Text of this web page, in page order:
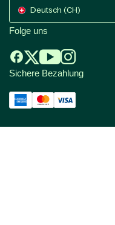
Deutsch (CH)
Folge uns
Sichere Bezahlung